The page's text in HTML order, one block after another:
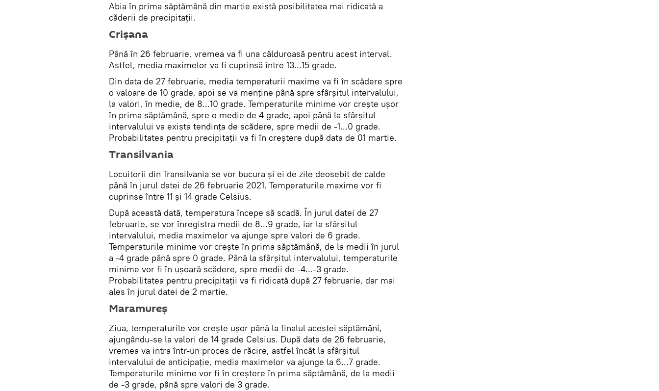
Abia în prima săptămână din martie există posibilitatea mai ridicată a
căderii de precipitații.
Crișana
Până în 26 februarie, vremea va fi una călduroasă pentru acest interval.
Astfel, media maximelor va fi cuprinsă între 13...15 grade.
Din data de 27 februarie, media temperaturii maxime va fi în scădere spre
o valoare de 10 grade, apoi se va menține până spre sfârșitul intervalului,
la valori, în medie, de 8...10 grade. Temperaturile minime vor crește ușor
în prima săptămână, spre o medie de 4 grade, apoi până la sfârșitul
intervalului va exista tendința de scădere, spre medii de -1...0 grade.
Probabilitatea pentru precipitații va fi în creștere după data de 01 martie.
Transilvania
Locuitorii din Transilvania se vor bucura și ei de zile deosebit de calde
până în jurul datei de 26 februarie 2021. Temperaturile maxime vor fi
cuprinse între 11 și 14 grade Celsius.
După această dată, temperatura începe să scadă. În jurul datei de 27
februarie, se vor înregistra medii de 8...9 grade, iar la sfârșitul
intervalului, media maximelor va ajunge spre valori de 6 grade.
Temperaturile minime vor crește în prima săptămână, de la medii în jurul
a -4 grade până spre 0 grade. Până la sfârșitul intervalului, temperaturile
minime vor fi în ușoară scădere, spre medii de -4...-3 grade.
Probabilitatea pentru precipitații va fi ridicată după 27 februarie, dar mai
ales în jurul datei de 2 martie.
Maramureș
Ziua, temperaturile vor crește ușor până la finalul acestei săptămâni,
ajungându-se la valori de 14 grade Celsius. După data de 26 februarie,
vremea va intra într-un proces de răcire, astfel încât la sfârșitul
intervalului de anticipație, media maximelor va ajunge la 6...7 grade.
Temperaturile minime vor fi în creștere în prima săptămână, de la medii
de -3 grade, până spre valori de 3 grade.